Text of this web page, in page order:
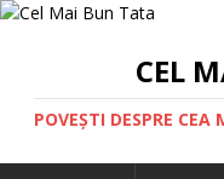
CEL
POVEȘTI DESPRE